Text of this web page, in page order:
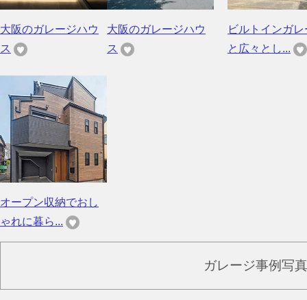
大阪のガレージハウ
ス
大阪のガレージハウ
ス
ビルトインガレ
と広々とし...
オープン収納でおし
ゃれに暮ら...
ガレージ事例写